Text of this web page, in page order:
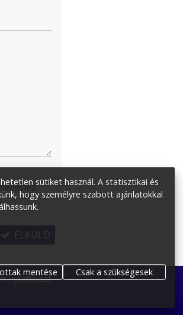
.
ELKÜLD
nyilatkozat
sütiket használ. A statisztikai és
hogy személyre szabott ajánlatokkal
mentése
Csak a szükségesek